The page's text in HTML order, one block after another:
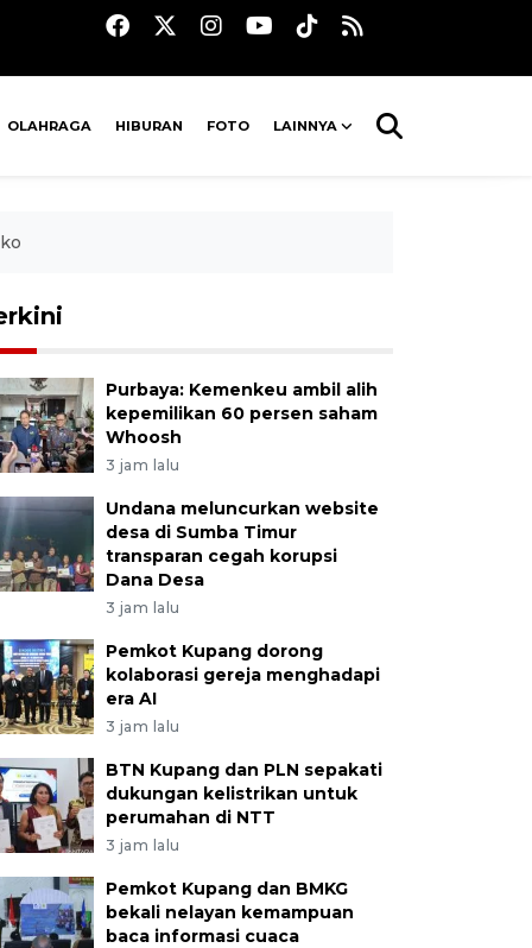
OLAHRAGA HIBURAN FOTO LAINNYA
Purbaya: Kemenkeu ambil alih
kepemilikan 60 persen saham
Whoosh
3 jam lalu
Undana meluncurkan website
desa di Sumba Timur
transparan cegah korupsi
Dana Desa
3 jam lalu
Pemkot Kupang dorong
kolaborasi gereja menghadapi
era AI
3 jam lalu
BTN Kupang dan PLN sepakati
dukungan kelistrikan untuk
perumahan di NTT
3 jam lalu
Pemkot Kupang dan BMKG
bekali nelayan kemampuan
baca informasi cuaca